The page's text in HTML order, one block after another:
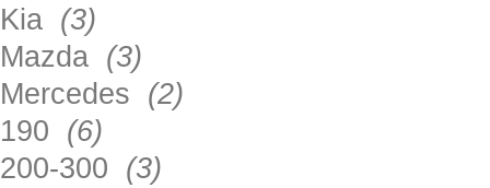
Kia (3)
Mazda (3)
Mercedes (2)
190 (6)
200-300 (3)